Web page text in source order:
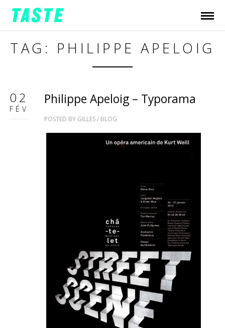
TAG: PHILIPPE APELOIG
02
FÉV
Philippe Apeloig – Typorama
POSTED BY GILLES/ BLOG